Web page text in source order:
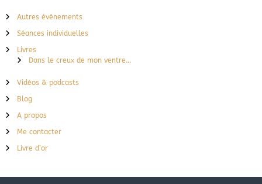
Autres événements
Séances individuelles
Livres
Dans le creux de mon ventre…
Vidéos & podcasts
Blog
A propos
Me contacter
Livre d’or